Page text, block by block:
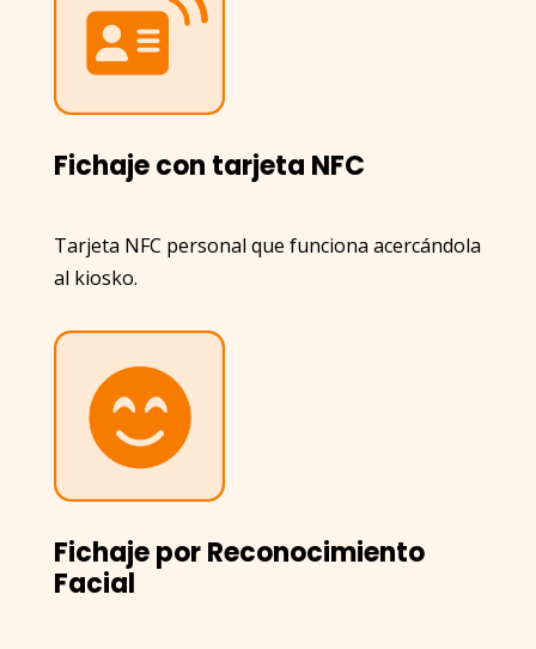
Fichaje con tarjeta NFC
Tarjeta NFC personal que funciona acercándola
al kiosko.
Fichaje por Reconocimiento
Facial